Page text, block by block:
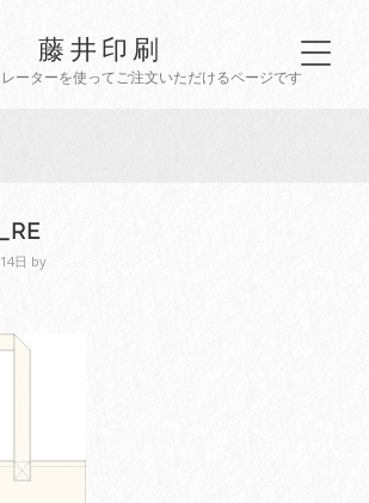
藤井印刷
ーターを使ってご注文いただけるページです
日 by